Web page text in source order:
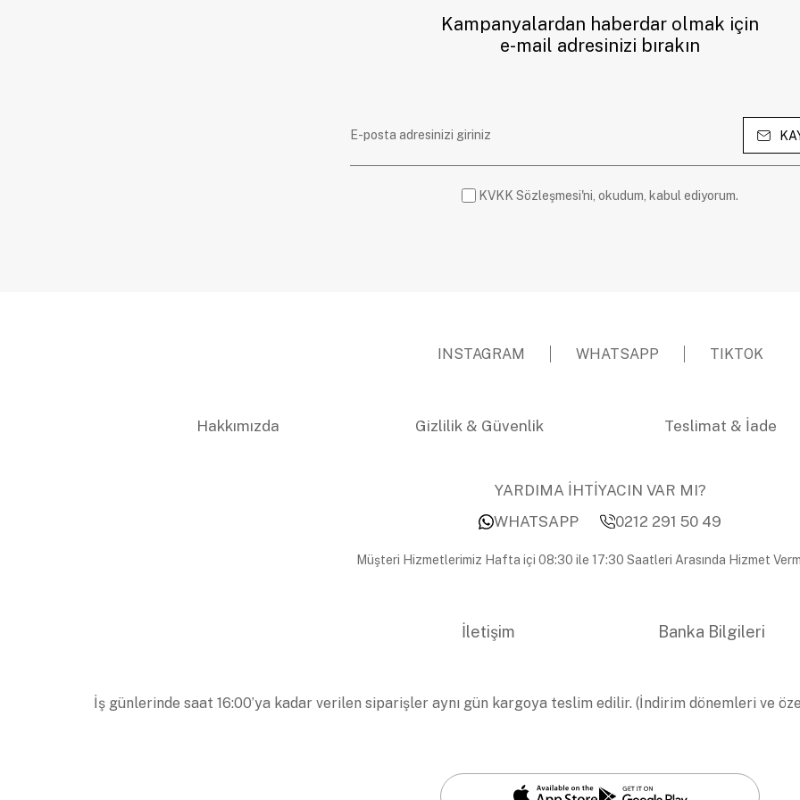
Kampanyalardan haberdar olmak için
e-mail adresinizi bırakın
KVKK Sözleşmesi'ni, okudum, kabul ediyorum.
INSTAGRAM WHATSAPP TIKTOK
Hakkımızda Gizlilik & Güvenlik Teslimat & İade
YARDIMA İHTİYACIN VAR MI?
WHATSAPP
0212 291 50 49
Müşteri Hizmetlerimiz Hafta içi 08:30 ile 17:30 Saatleri Arasında Hizmet
İletişim Banka Bilgileri
İş günlerinde saat 16:00’ya kadar verilen siparişler aynı gün kargoya teslim edilir. (İndirim dönemleri ve